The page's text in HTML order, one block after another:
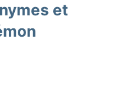
et